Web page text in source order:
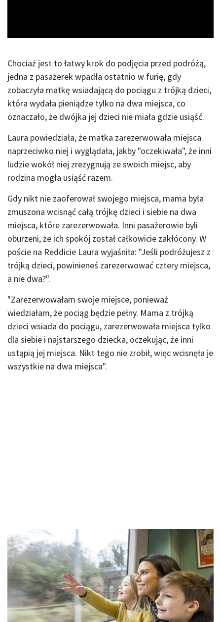
Chociaż jest to łatwy krok do podjęcia przed podróżą,
jedna z pasażerek wpadła ostatnio w furię, gdy
zobaczyła matkę wsiadającą do pociągu z trójką dzieci,
która wydała pieniądze tylko na dwa miejsca, co
oznaczało, że dwójka jej dzieci nie miała gdzie usiąść.
Laura powiedziała, że matka zarezerwowała miejsca
naprzeciwko niej i wyglądała, jakby "oczekiwała", że inni
ludzie wokół niej zrezygnują ze swoich miejsc, aby
rodzina mogła usiąść razem.
Gdy nikt nie zaoferował swojego miejsca, mama była
zmuszona wcisnąć całą trójkę dzieci i siebie na dwa
miejsca, które zarezerwowała. Inni pasażerowie byli
oburzeni, że ich spokój został całkowicie zakłócony. W
poście na Reddicie Laura wyjaśniła: "Jeśli podróżujesz z
trójką dzieci, powinieneś zarezerwować cztery miejsca,
a nie dwa?".
"Zarezerwowałam swoje miejsce, ponieważ
wiedziałam, że pociąg będzie pełny. Mama z trójką
dzieci wsiada do pociągu, zarezerwowała miejsca tylko
dla siebie i najstarszego dziecka, oczekując, że inni
ustąpią jej miejsca. Nikt tego nie zrobił, więc wcisnęła je
wszystkie na dwa miejsca".